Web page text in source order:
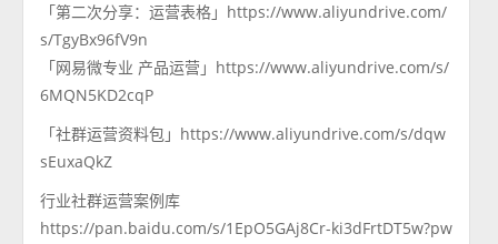
「第二次分享：运营表格」https://www.aliyundrive.com/
s/TgyBx96fV9n
「网易微专业 产品运营」https://www.aliyundrive.com/s/
6MQN5KD2cqP
「社群运营资料包」https://www.aliyundrive.com/s/dqw
sEuxaQkZ
行业社群运营案例库
https://pan.baidu.com/s/1EpO5GAj8Cr-ki3dFrtDT5w?pw